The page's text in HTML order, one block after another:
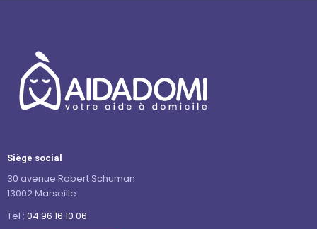
Siège social
30 avenue Robert Schuman
13002 Marseille
Tel : 04 96 16 10 06